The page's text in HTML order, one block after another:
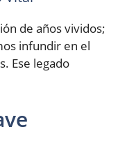
de años vividos;
infundir en el
Ese legado